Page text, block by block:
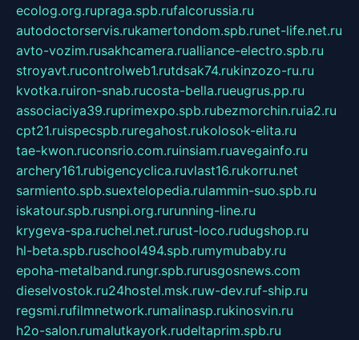
ecolog.org.rupraga.spb.rufalcorussia.ru
autodoctorservis.rukamertondom.spb.runet-life.net.ru
avto-vozim.rusakhcamera.rualliance-electro.spb.ru
stroyavt.rucontrolweb1.rutdsak74.rukinzozo-ru.ru
kvotka.ruiron-snab.rucosta-bella.rueugrus.pp.ru
associaciya39.ruprimexpo.spb.rubezmorchin.ruia2.ru
cpt21.ruispecspb.ruregahost.rukolosok-elita.ru
tae-kwon.ruconsrio.com.ruinsiam.ruavegainfo.ru
archery161.rubigencyclica.ruvlast16.rukorru.net
sarmiento.spb.suextelopedia.rulammin-suo.spb.ru
iskatour.spb.rusnpi.org.rurunning-line.ru
krygeva-spa.ruchel.net.rurust-loco.rudugshop.ru
hl-beta.spb.ruschool494.spb.rumymubaby.ru
epoha-metalband.rungr.spb.rurusgosnews.com
dieselvostok.ru24hostel.msk.ruw-dev.ruf-ship.ru
regsmi.rufilmnetwork.rumalinasp.rukinosvin.ru
h2o-salon.rumalutkayork.rudeltaprim.spb.ru